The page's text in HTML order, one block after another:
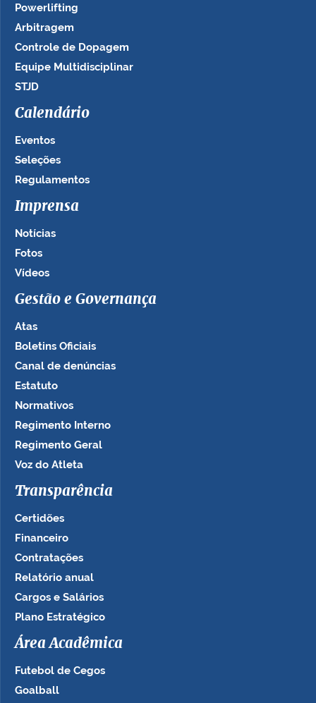
Powerlifting
Arbitragem
Controle de Dopagem
Equipe Multidisciplinar
STJD
Calendário
Eventos
Seleções
Regulamentos
Imprensa
Notícias
Fotos
Vídeos
Gestão e Governança
Atas
Boletins Oficiais
Canal de denúncias
Estatuto
Normativos
Regimento Interno
Regimento Geral
Voz do Atleta
Transparência
Certidões
Financeiro
Contratações
Relatório anual
Cargos e Salários
Plano Estratégico
Área Acadêmica
Futebol de Cegos
Goalball